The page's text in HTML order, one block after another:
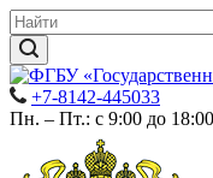
+7-8142-445033
Пн. – Пт.: с 9:00 до 18:00